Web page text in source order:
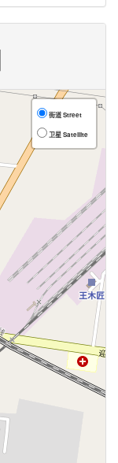
街道 Street
卫星 Satellite